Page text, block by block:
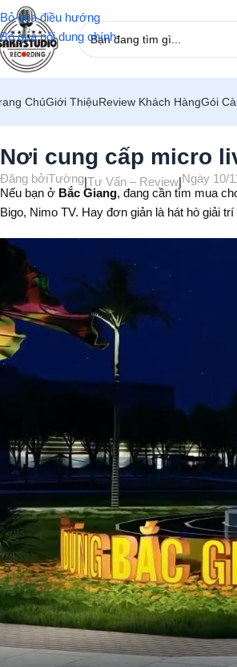
Bỏ qua điều hướng
Bỏ qua nội dung chính
ChủGiới ThiệuReview Khách HàngGói
Nơi cung cấp micro
Đăng bởiTường|Tư Vấn – Review|Ngày 10/
Nếu bạn ở Bắc Giang, đang cần tìm mua
Bigo, Nimo TV. Hay đơn giản là hát hò giải